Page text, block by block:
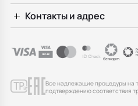
Контакты и адрес
Все надлежащие процедуры на
подтверждению соответствия